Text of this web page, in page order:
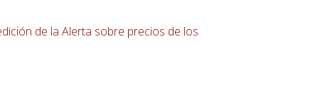
de la Alerta sobre precios de los